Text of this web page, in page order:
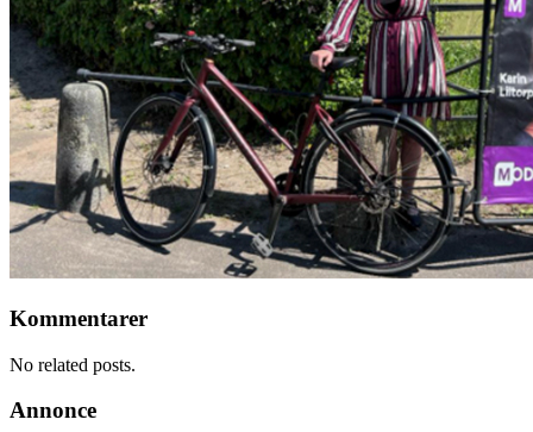
Kommentarer
No related posts.
Annonce